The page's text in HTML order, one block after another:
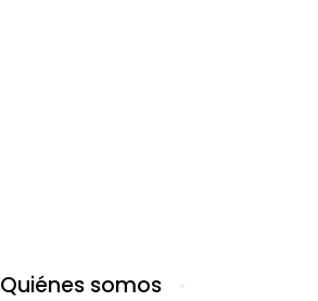
Quiénes somos